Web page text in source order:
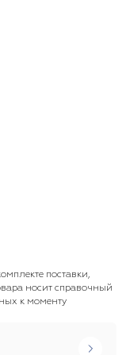
поставки,
носит справочный
к моменту